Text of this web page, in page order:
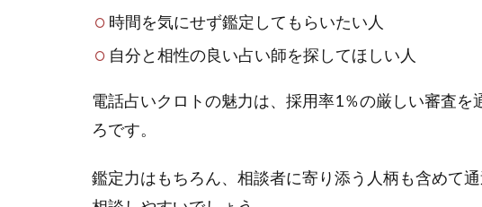
めの
電話
占い
電話
占い
トの
基本
時間を気にせず鑑定してもらいたい人
自分と相性の良い占い師を探してほしい人
電話占いクロトの魅力は、採用率1％の厳しい審査を
ろです。
鑑定力はもちろん、相談者に寄り添う人柄も含めて